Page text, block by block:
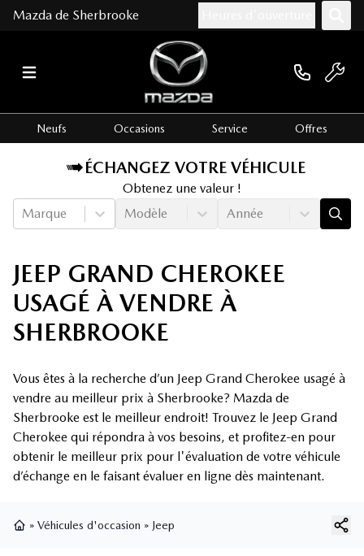
Mazda de Sherbrooke
Neufs Occasions Service Offres
ÉCHANGEZ VOTRE VÉHICULE
Obtenez une valeur !
Marque
Modèle Année
JEEP GRAND CHEROKEE
USAGÉ À VENDRE À
SHERBROOKE
Vous êtes à la recherche d’un Jeep Grand Cherokee usagé à
vendre au meilleur prix à Sherbrooke? Mazda de
Sherbrooke est le meilleur endroit! Trouvez le Jeep Grand
Cherokee qui répondra à vos besoins, et profitez-en pour
obtenir le meilleur prix pour l'évaluation de votre véhicule
d’échange en le faisant évaluer en ligne dès maintenant.
» Véhicules d'occasion » Jeep